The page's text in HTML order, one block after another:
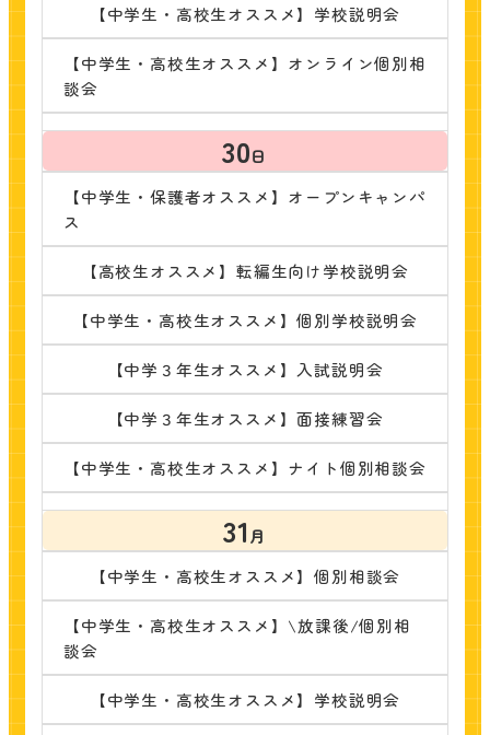
【中学生・高校生オススメ】学校説明会
【中学生・高校生オススメ】オンライン個別相
談会
30日
【中学生・保護者オススメ】オープンキャンパ
ス
【高校生オススメ】転編生向け学校説明会
【中学生・高校生オススメ】個別学校説明会
【中学３年生オススメ】入試説明会
【中学３年生オススメ】面接練習会
【中学生・高校生オススメ】ナイト個別相談会
31 月
【中学生・高校生オススメ】個別相談会
【中学生・高校生オススメ】\放課後/個別相
談会
【中学生・高校生オススメ】学校説明会